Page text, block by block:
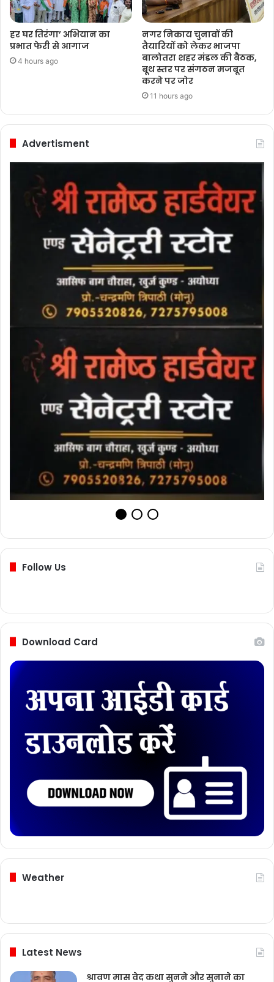
हर घर तिरंगा’ अभियान का
प्रभात फेरी से आगाज
4 hours ago
नगर निकाय चुनावों की
तैयारियों को लेकर भाजपा
बालोतरा शहर मंडल की बैठक,
बूथ स्तर पर संगठन मजबूत
करने पर जोर
11 hours ago
Advertisment
Follow Us
Download Card
Weather
Latest News
श्रावण मास वेद कथा सुनने और सुनाने का